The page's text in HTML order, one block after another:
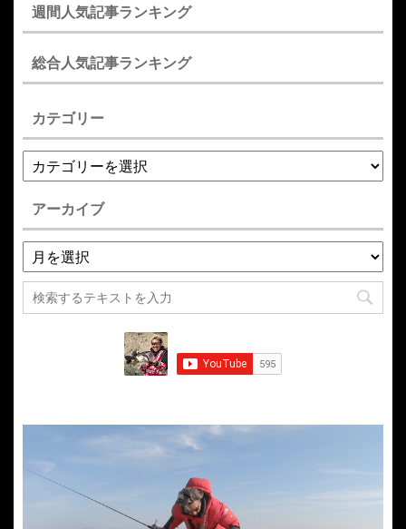
週間人気記事ランキング
総合人気記事ランキング
カテゴリー
アーカイブ